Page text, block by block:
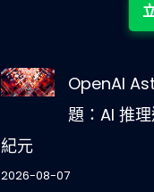
OpenAI
題：AI 推
紀元
2026-08-07